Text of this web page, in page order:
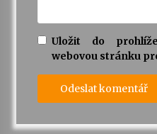
Uložit do
webovou stránku